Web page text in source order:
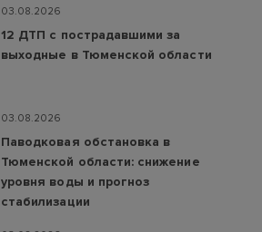
03.08.2026
12 ДТП с пострадавшими за
выходные в Тюменской области
03.08.2026
Паводковая обстановка в
Тюменской области: снижение
уровня воды и прогноз
стабилизации